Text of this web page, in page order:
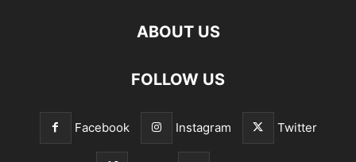
ABOUT US
FOLLOW US
Facebook Instagram Twitter